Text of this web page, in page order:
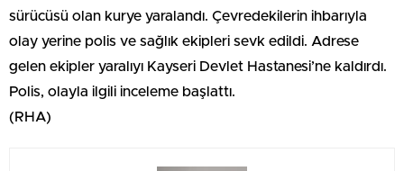
sürücüsü olan kurye yaralandı. Çevredekilerin ihbarıyla
olay yerine polis ve sağlık ekipleri sevk edildi. Adrese
gelen ekipler yaralıyı Kayseri Devlet Hastanesi’ne kaldırdı.
Polis, olayla ilgili inceleme başlattı.
(RHA)